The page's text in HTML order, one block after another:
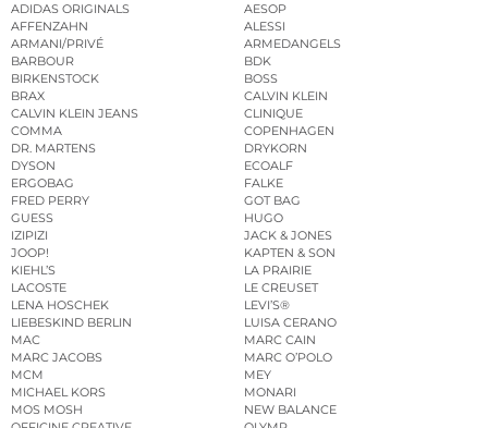
ADIDAS ORIGINALS
AESOP
AFFENZAHN
ALESSI
ARMANI/PRIVÉ
ARMEDANGELS
BARBOUR
BDK
BIRKENSTOCK
BOSS
BRAX
CALVIN KLEIN
CALVIN KLEIN JEANS
CLINIQUE
COMMA
COPENHAGEN
DR. MARTENS
DRYKORN
DYSON
ECOALF
ERGOBAG
FALKE
FRED PERRY
GOT BAG
GUESS
HUGO
IZIPIZI
JACK & JONES
JOOP!
KAPTEN & SON
KIEHL’S
LA PRAIRIE
LACOSTE
LE CREUSET
LENA HOSCHEK
LEVI’S®
LIEBESKIND BERLIN
LUISA CERANO
MAC
MARC CAIN
MARC JACOBS
MARC O’POLO
MCM
MEY
MICHAEL KORS
MONARI
MOS MOSH
NEW BALANCE